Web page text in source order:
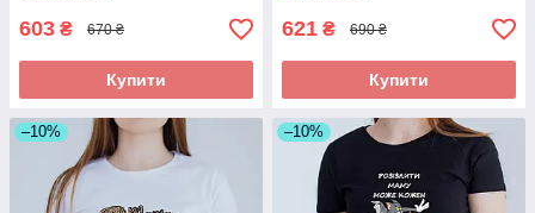
603 ₴ 670 ₴
Купити
621 ₴ 690 ₴
Купити
–10% –10%